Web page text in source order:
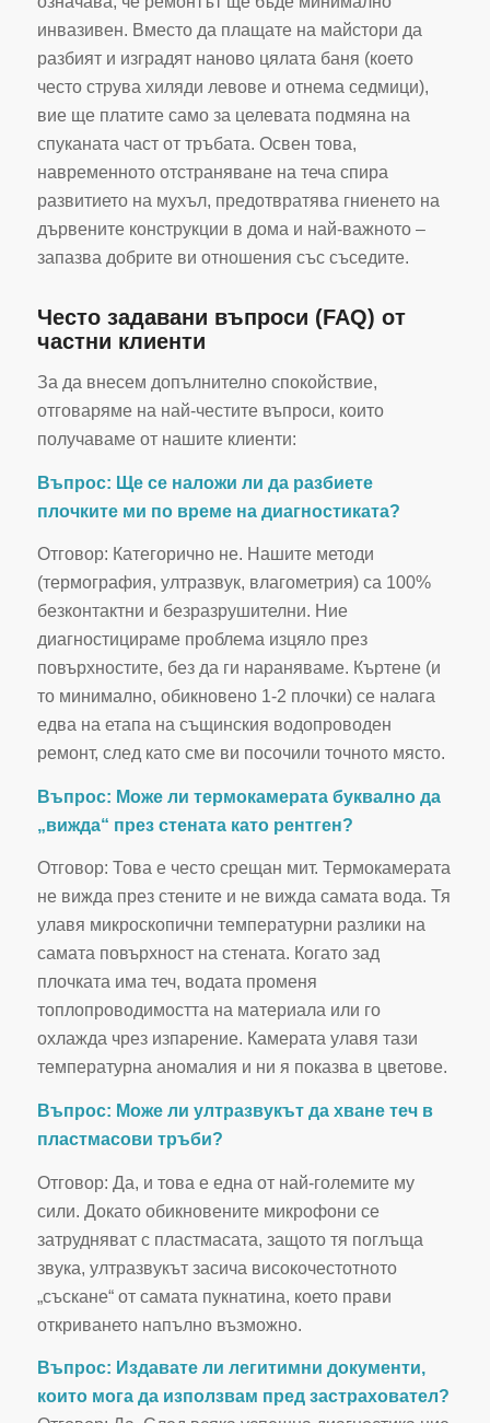
инвазивен. Вместо да плащате на майстори да
разбият и изградят наново цялата баня (което
често струва хиляди левове и отнема седмици),
вие ще платите само за целевата подмяна на
спуканата част от тръбата. Освен това,
навременното отстраняване на теча спира
развитието на мухъл, предотвратява гниенето на
дървените конструкции в дома и най-важното –
запазва добрите ви отношения със съседите.
Често задавани въпроси (FAQ) от
частни клиенти
За да внесем допълнително спокойствие,
отговаряме на най-честите въпроси, които
получаваме от нашите клиенти:
Въпрос: Ще се наложи ли да разбиете
плочките ми по време на диагностиката?
Отговор: Категорично не. Нашите методи
(термография, ултразвук, влагометрия) са 100%
безконтактни и безразрушителни. Ние
диагностицираме проблема изцяло през
повърхностите, без да ги нараняваме. Къртене (и
то минимално, обикновено 1-2 плочки) се налага
едва на етапа на същинския водопроводен
ремонт, след като сме ви посочили точното място.
Въпрос: Може ли термокамерата буквално да
„вижда“ през стената като рентген?
Отговор: Това е често срещан мит. Термокамерата
не вижда през стените и не вижда самата вода. Тя
улавя микроскопични температурни разлики на
самата повърхност на стената. Когато зад
плочката има теч, водата променя
топлопроводимостта на материала или го
охлажда чрез изпарение. Камерата улавя тази
температурна аномалия и ни я показва в цветове.
Въпрос: Може ли ултразвукът да хване теч в
пластмасови тръби?
Отговор: Да, и това е една от най-големите му
сили. Докато обикновените микрофони се
затрудняват с пластмасата, защото тя поглъща
звука, ултразвукът засича високочестотното
„съскане“ от самата пукнатина, което прави
откриването напълно възможно.
Въпрос: Издавате ли легитимни документи,
които мога да използвам пред застраховател?